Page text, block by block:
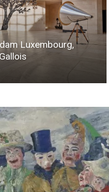
Luxembourg,